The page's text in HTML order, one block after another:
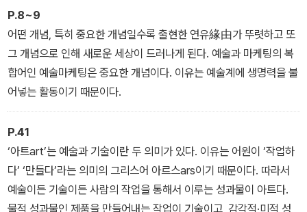
e’ 단계의 핵심은 예술소비자를 팬덤화하는 것이다. 예술인 또는 장
르 중심의 문화콘텐츠에서 시작된 팬덤은 이제 브랜드 팬덤, 정치적
팬덤 현상으로도 그 영역이 넓어졌다. 예술마케팅에서는 예술소비자
와 예술기관 사이에 어떻게 적용할 수 있는지를 살펴본다.
P.8~9
어떤 개념, 특히 중요한 개념일수록 출현한 연유緣由가 뚜렷하고 또
그 개념으로 인해 새로운 세상이 드러나게 된다. 예술과 마케팅의 복
합어인 예술마케팅은 중요한 개념이다. 이유는 예술계에 생명력을 불
어넣는 활동이기 때문이다.
P.41
‘아트art’는 예술과 기술이란 두 의미가 있다. 이유는 어원이 ‘작업하
다’ ‘만들다’라는 의미의 그리스어 아르스ars이기 때문이다. 따라서
예술이든 기술이든 사람의 작업을 통해서 이루는 성과물이 아트다.
물적 성과물인 제품을 만들어내는 작업이 기술이고, 감각적·미적 성